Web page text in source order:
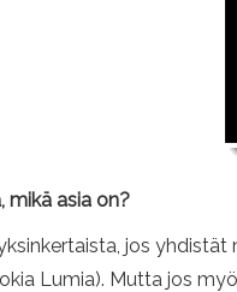
mikä asia on?
jos
Lumia). Mutta jos